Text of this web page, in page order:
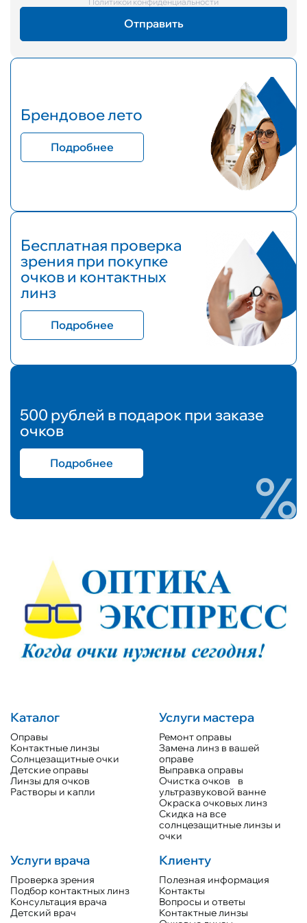
Брендовое лето
Подробнее
Бесплатная проверка
зрения при покупке
очков и контактных
линз
Подробнее
500 рублей в подарок при заказе
очков
Подробнее
Каталог
Оправы
Контактные линзы
Солнцезащитные очки
Детские оправы
Линзы для очков
Растворы и капли
Услуги мастера
Ремонт оправы
Замена линз в вашей
оправе
Выправка оправы
Очистка очков в
ультразвуковой ванне
Окраска очковых линз
Скидка на все
солнцезащитные линзы и
очки
Услуги врача
Проверка зрения
Подбор контактных линз
Консультация врача
Детский врач
Клиенту
Полезная информация
Контакты
Вопросы и ответы
Контактные линзы